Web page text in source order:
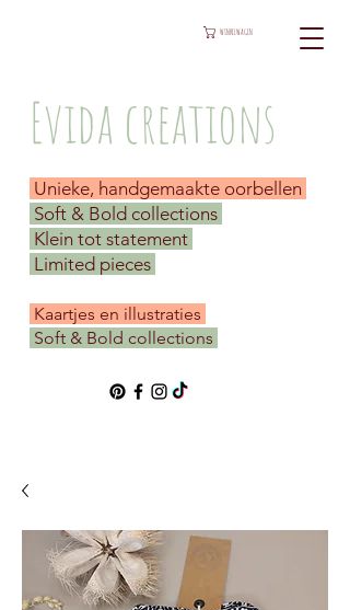
Evida creations
WINKELWAGEN
Unieke, handgemaakte oorbellen
Soft & Bold collections
Klein tot statement
Limited pieces
​ Kaartjes en illustraties
Soft & Bold collections